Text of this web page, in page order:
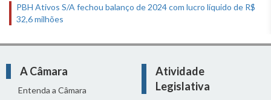
PBH Ativos S/A fechou balanço de 2024 com lucro líquido de R$
32,6 milhões
A Câmara
Entenda a Câmara
Atividade
Legislativa